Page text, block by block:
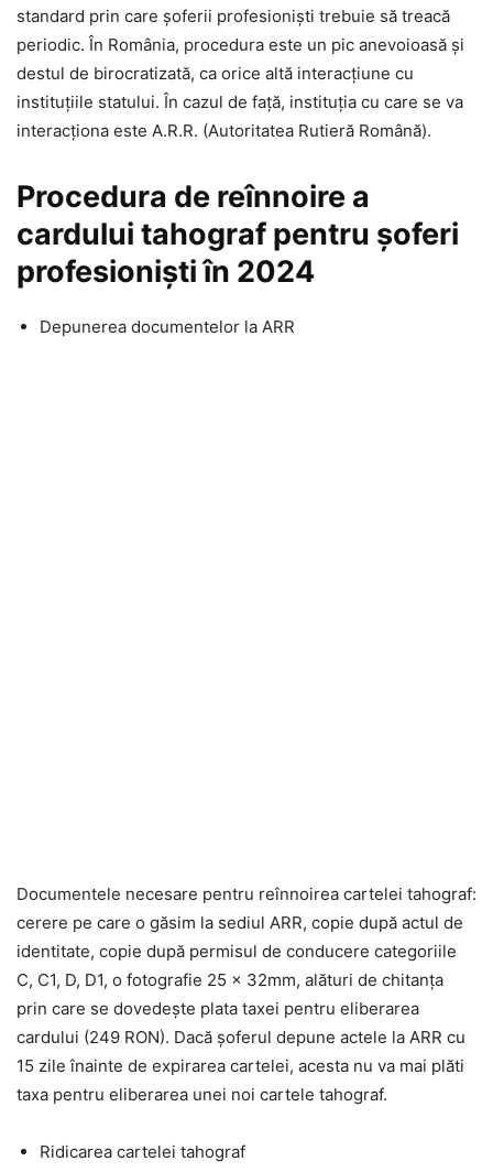
standard prin care șoferii profesioniști trebuie să treacă
periodic. În România, procedura este un pic anevoioasă și
destul de birocratizată, ca orice altă interacțiune cu
instituțiile statului. În cazul de față, instituția cu care se va
interacționa este A.R.R. (Autoritatea Rutieră Română).
Procedura de reînnoire a
cardului tahograf pentru șoferi
profesioniști în 2024
Depunerea documentelor la ARR
Documentele necesare pentru reînnoirea cartelei tahograf:
cerere pe care o găsim la sediul ARR, copie după actul de
identitate, copie după permisul de conducere categoriile
C, C1, D, D1, o fotografie 25 x 32mm, alături de chitanța
prin care se dovedește plata taxei pentru eliberarea
cardului (249 RON). Dacă șoferul depune actele la ARR cu
15 zile înainte de expirarea cartelei, acesta nu va mai plăti
taxa pentru eliberarea unei noi cartele tahograf.
Ridicarea cartelei tahograf